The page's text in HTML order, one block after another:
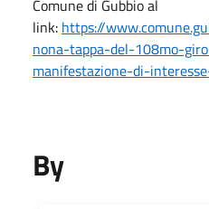
Comune di Gubbio al
link: https://
nona-tappa-del-108mo-
manifestazione-di-
By